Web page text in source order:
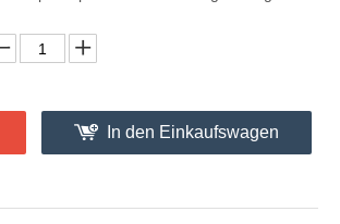
In den Einkaufswagen